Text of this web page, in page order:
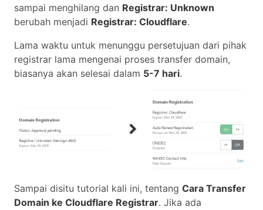
sampai menghilang dan Registrar: Unknown
berubah menjadi Registrar: Cloudflare.
Lama waktu untuk menunggu persetujuan dari pihak
registrar lama mengenai proses transfer domain,
biasanya akan selesai dalam 5-7 hari.
Sampai disitu tutorial kali ini, tentang Cara Transfer
Domain ke Cloudflare Registrar. Jika ada